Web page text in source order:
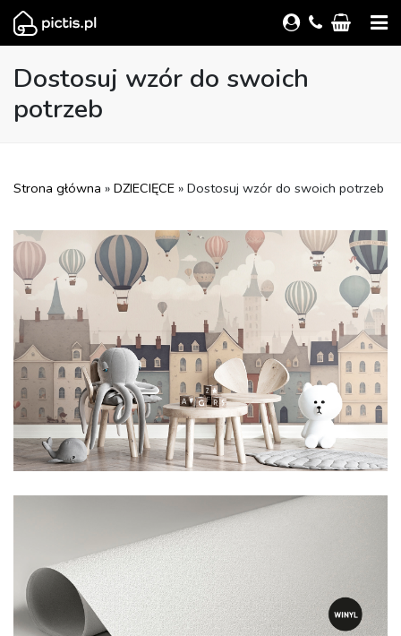
Dostosuj wzór do swoich
potrzeb
Strona główna » DZIECIĘCE » Dostosuj wzór do swoich potrzeb